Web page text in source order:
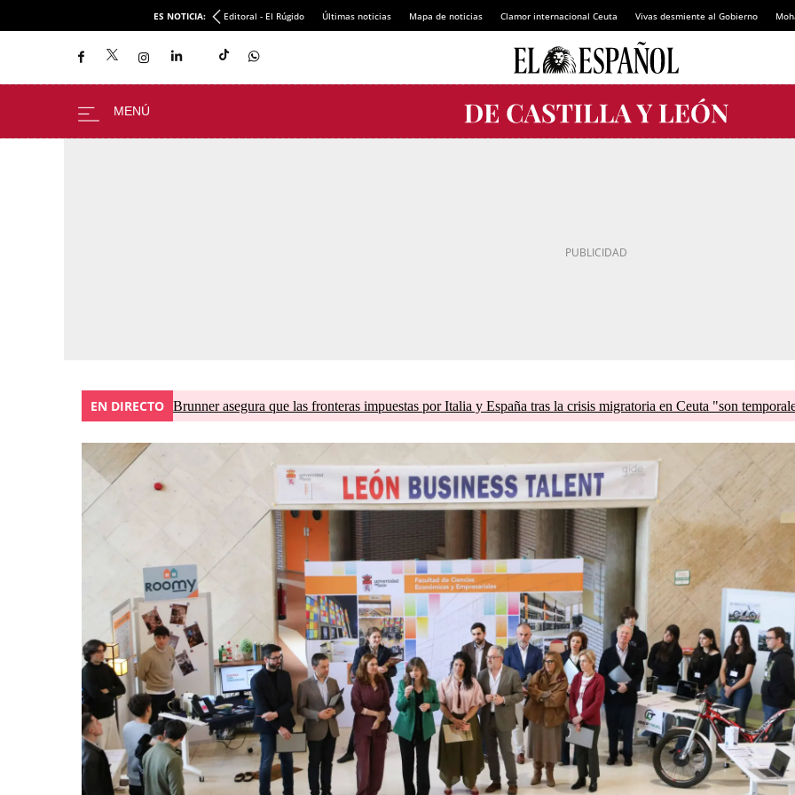
ES NOTICIA: Editoral - El Rúgido Últimas noticias Mapa de noticias Clamor internacional Ceuta Vivas desmiente al Gobierno
EN DIRECTO Brunner asegura que las fronteras impuestas por Italia y España tras la crisis migratoria en Ceuta "son